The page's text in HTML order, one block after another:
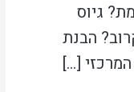
גיוס
הבנת
[…]